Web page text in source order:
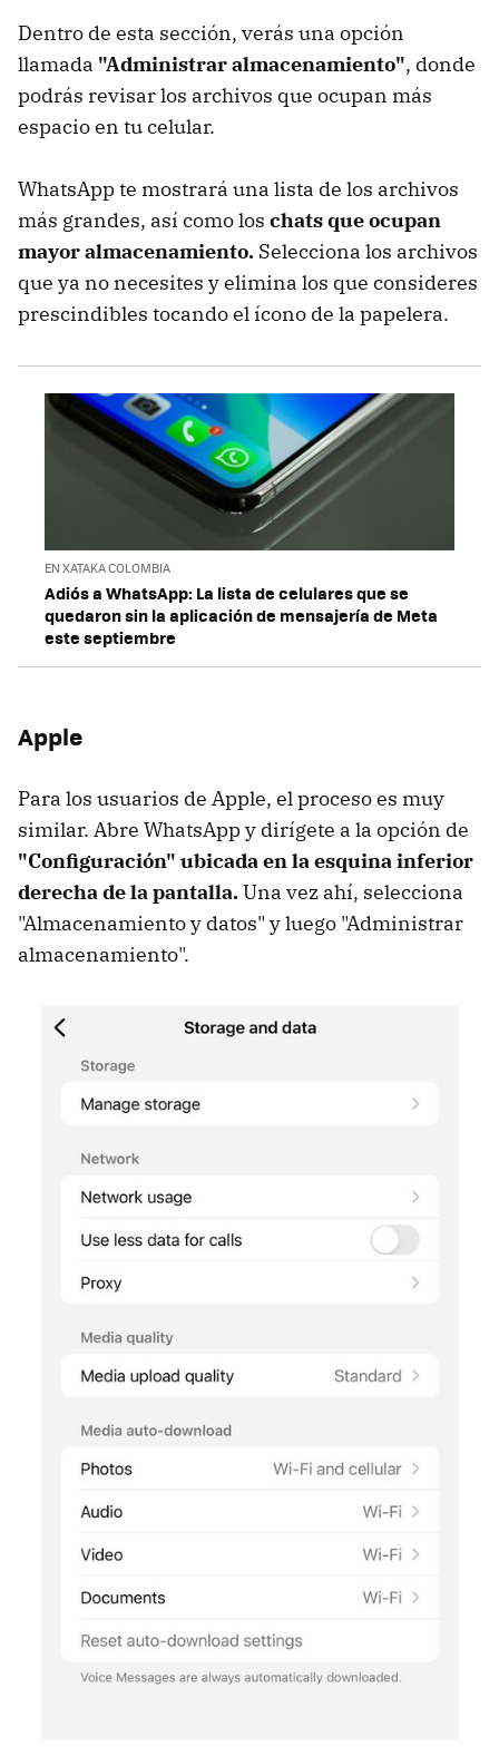
Dentro de esta sección, verás una opción
llamada "Administrar almacenamiento", donde
podrás revisar los archivos que ocupan más
espacio en tu celular.
WhatsApp te mostrará una lista de los archivos
más grandes, así como los chats que ocupan
mayor almacenamiento. Selecciona los archivos
que ya no necesites y elimina los que consideres
prescindibles tocando el ícono de la papelera.
EN XATAKA COLOMBIA
Adiós a WhatsApp: La lista de celulares que se
quedaron sin la aplicación de mensajería de Meta
este septiembre
Apple
Para los usuarios de Apple, el proceso es muy
similar. Abre WhatsApp y dirígete a la opción de
"Configuración" ubicada en la esquina inferior
derecha de la pantalla.Una vez ahí, selecciona
"Almacenamiento y datos" y luego "Administrar
almacenamiento".